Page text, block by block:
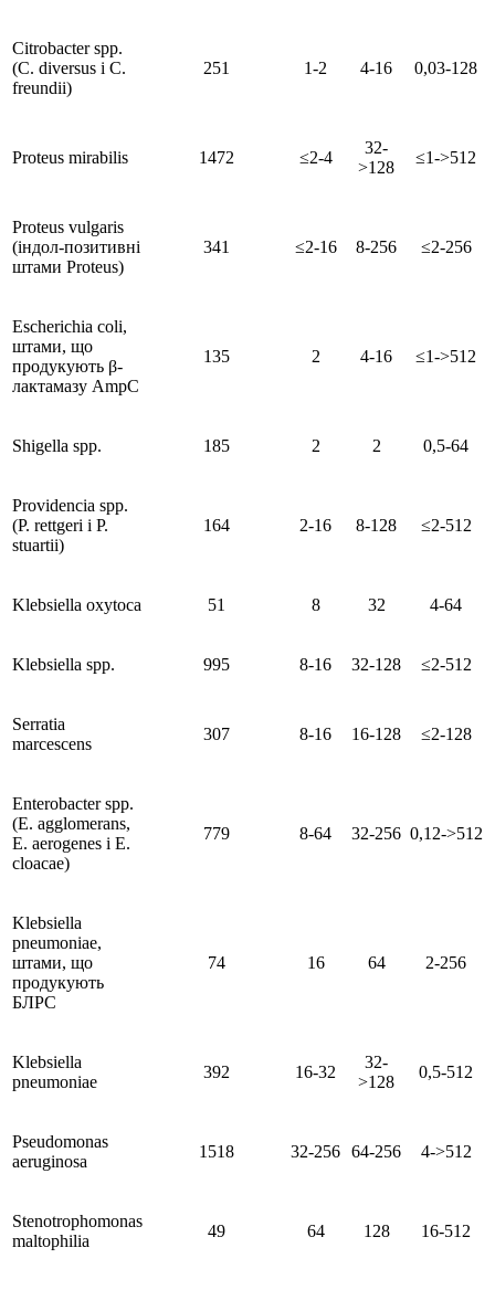
Citrobacter spp.
(C. diversus і C.
freundii)
251 1-2 4-16 0,03-128
Proteus mirabilis 1472 ≤2-4
32-
>128
≤1->512
Proteus vulgaris
(індол-позитивні
штами Proteus)
341 ≤2-16 8-256 ≤2-256
Escherichia coli,
штами, що
продукують β-
лактамазу AmpC
135 2 4-16 ≤1->512
Shigella spp. 185 2 2 0,5-64
Providencia spp.
(P. rettgeri і P.
stuartii)
164 2-16 8-128 ≤2-512
Klebsiella oxytoca 51 8 32 4-64
Klebsiella spp. 995 8-16 32-128 ≤2-512
Serratia
marcescens
307 8-16 16-128 ≤2-128
Enterobacter spp.
(E. agglomerans,
E. aerogenes і E.
cloacae)
779 8-64 32-256 0,12->512
Klebsiella
pneumoniae,
штами, що
продукують
БЛРС
74 16 64 2-256
Klebsiella
pneumoniae
392 16-32
32-
>128
0,5-512
Pseudomonas
aeruginosa
1518 32-256 64-256 4->512
Stenotrophomonas
maltophilia
49 64 128 16-512